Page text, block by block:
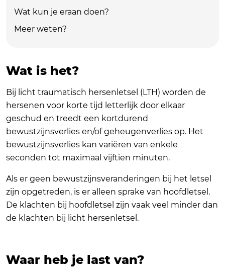
Wat kun je eraan doen?
Meer weten?
Wat is het?
Bij licht traumatisch hersenletsel (LTH) worden de
hersenen voor korte tijd letterlijk door elkaar
geschud en treedt een kortdurend
bewustzijnsverlies en/of geheugenverlies op. Het
bewustzijnsverlies kan variëren van enkele
seconden tot maximaal vijftien minuten.
Als er geen bewustzijnsveranderingen bij het letsel
zijn opgetreden, is er alleen sprake van hoofdletsel.
De klachten bij hoofdletsel zijn vaak veel minder dan
de klachten bij licht hersenletsel.
Waar heb je last van?